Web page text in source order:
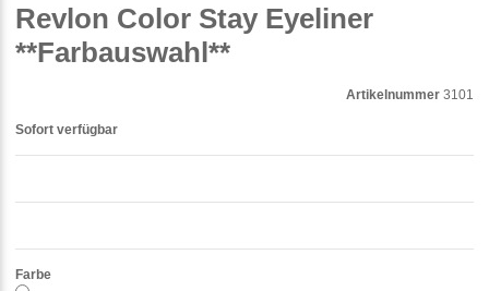
Revlon Color Stay Eyeliner
**Farbauswahl**
Artikelnummer 3101
Farbe
Sofort verfügbar